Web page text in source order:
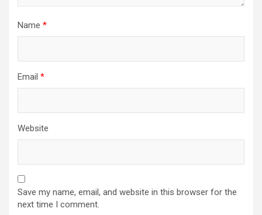
Name *
Email *
Website
Save my name, email, and website in this browser for the
next time I comment.